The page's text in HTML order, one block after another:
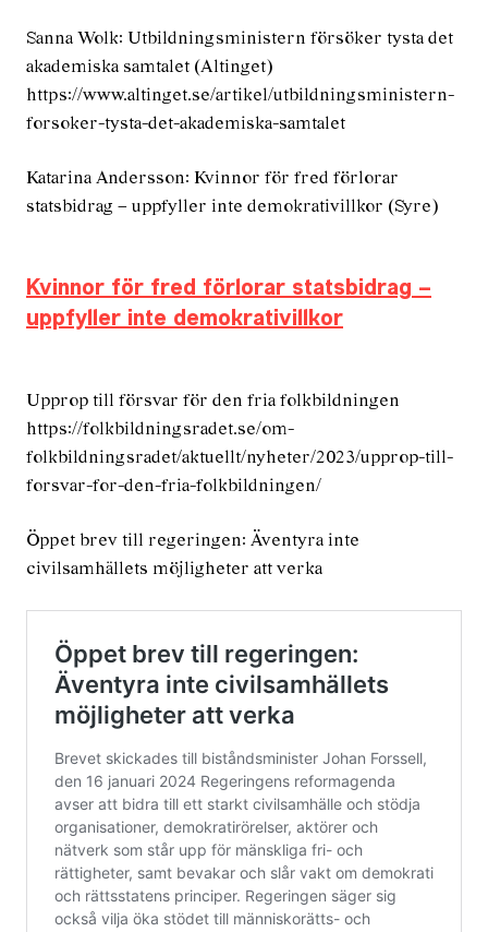
Sanna Wolk: Utbildningsministern försöker tysta det
akademiska samtalet (Altinget)
https://www.altinget.se/artikel/utbildningsministern-
forsoker-tysta-det-akademiska-samtalet
Katarina Andersson: Kvinnor för fred förlorar
statsbidrag – uppfyller inte demokrativillkor (Syre)
Kvinnor för fred förlorar statsbidrag –
uppfyller inte demokrativillkor
Upprop till försvar för den fria folkbildningen
https://folkbildningsradet.se/om-
folkbildningsradet/aktuellt/nyheter/2023/upprop-till-
forsvar-for-den-fria-folkbildningen/
Öppet brev till regeringen: Äventyra inte
civilsamhällets möjligheter att verka